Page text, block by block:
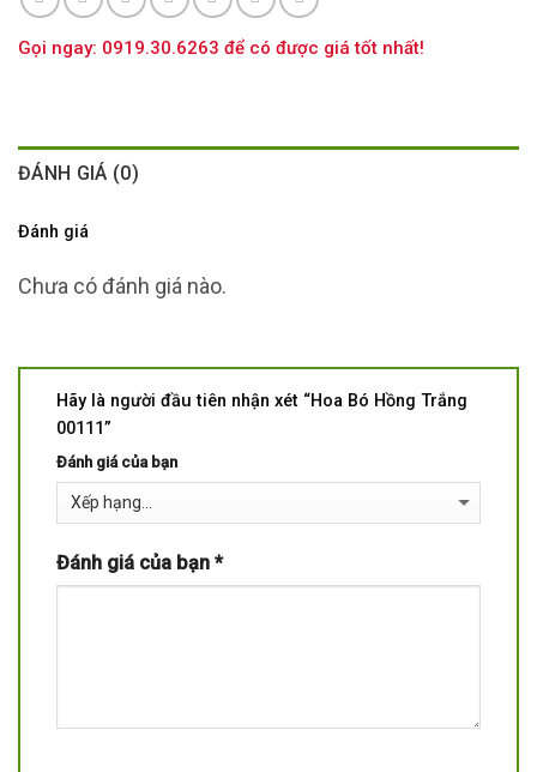
Gọi ngay: 0919.30.6263 để có được giá tốt nhất!
ĐÁNH GIÁ (0)
Đánh giá
Chưa có đánh giá nào.
Hãy là người đầu tiên nhận xét “Hoa Bó Hồng Trắng
00111”
Đánh giá của bạn
Đánh giá của bạn *